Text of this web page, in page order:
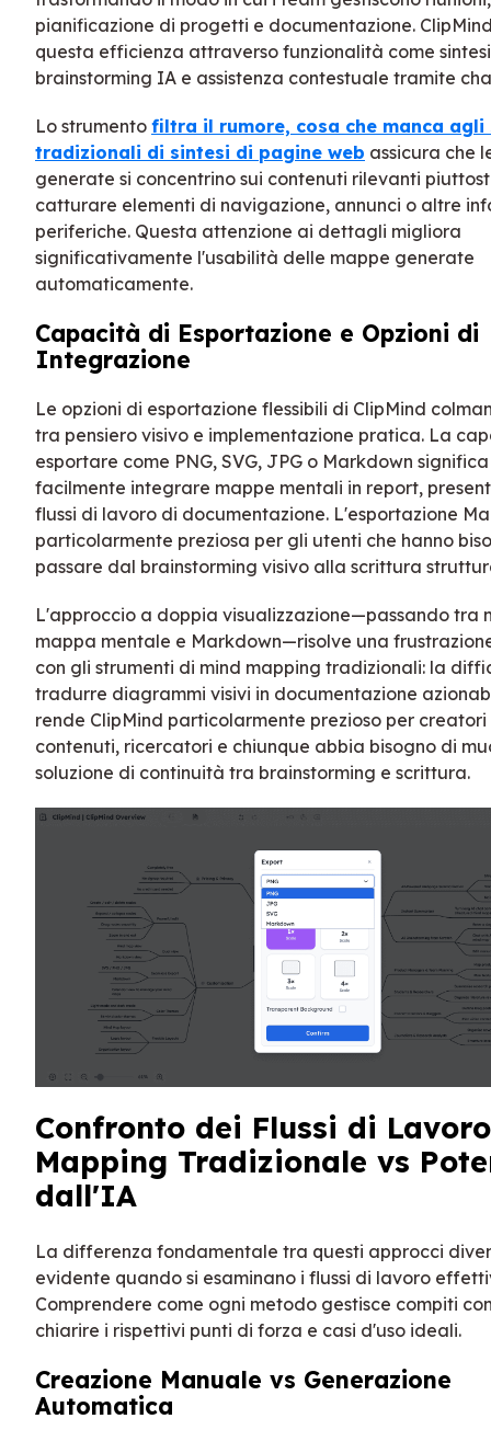
pianificazione di progetti e documentazione.
questa efficienza attraverso funzionalità come
brainstorming IA e assistenza contestuale tramite
Lo strumento filtra il rumore, cosa che manca agli
tradizionali di sintesi di pagine web assicura che
generate si concentrino sui contenuti rilevanti
catturare elementi di navigazione, annunci o altre
periferiche. Questa attenzione ai dettagli migliora
significativamente l'usabilità delle mappe generate
automaticamente.
Capacità di Esportazione e Opzioni di
Integrazione
Le opzioni di esportazione flessibili di ClipMind
tra pensiero visivo e implementazione pratica. La
esportare come PNG, SVG, JPG o Markdown
facilmente integrare mappe mentali in report,
flussi di lavoro di documentazione. L'esportazione
particolarmente preziosa per gli utenti che hanno
passare dal brainstorming visivo alla scrittura
L'approccio a doppia visualizzazione—passando tra
mappa mentale e Markdown—risolve una
con gli strumenti di mind mapping tradizionali: la
tradurre diagrammi visivi in documentazione
rende ClipMind particolarmente prezioso per creatori
contenuti, ricercatori e chiunque abbia bisogno di
soluzione di continuità tra brainstorming e scrittura.
Confronto dei Flussi di
Mapping Tradizionale vs
dall'IA
La differenza fondamentale tra questi approcci
evidente quando si esaminano i flussi di lavoro
Comprendere come ogni metodo gestisce compiti
chiarire i rispettivi punti di forza e casi d'uso ideali.
Creazione Manuale vs Generazione
Automatica